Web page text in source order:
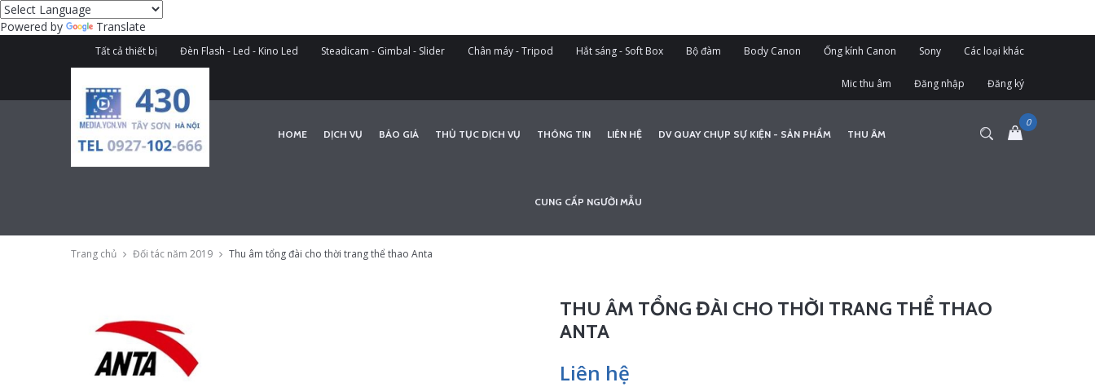
Powered by Translate
Tất cả thiết bị Đèn Flash - Led - Kino Led Steadicam - Gimbal - Slider Chân máy - Tripod Hắt sáng - Soft Box Bộ đàm Body Canon Ống kính Canon Sony Các loại khác
Mic thu âm Đăng nhập Đăng ký
HOME DỊCH VỤ BÁO GIÁ THỦ TỤC DỊCH VỤ THÔNG TIN LIÊN HỆ DV QUAY CHỤP SỰ KIỆN - SẢN PHẨM THU ÂM
CUNG CẤP NGƯỜI MẪU
Trang chủ Đối tác năm 2019 Thu âm tổng đài cho thời trang thể thao Anta
THU ÂM TỔNG ĐÀI CHO THỜI TRANG THỂ THAO
ANTA
Liên hệ